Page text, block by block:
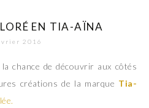
EN TIA-AÏNA
2016
chance de découvrir aux côtés
créations de la marque Tia-